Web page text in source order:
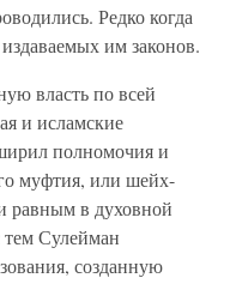
Редко когда
им законов.
власть по всей
и исламские
полномочия и
муфтия, или шейх-
равным в духовной
Сулейман
созданную